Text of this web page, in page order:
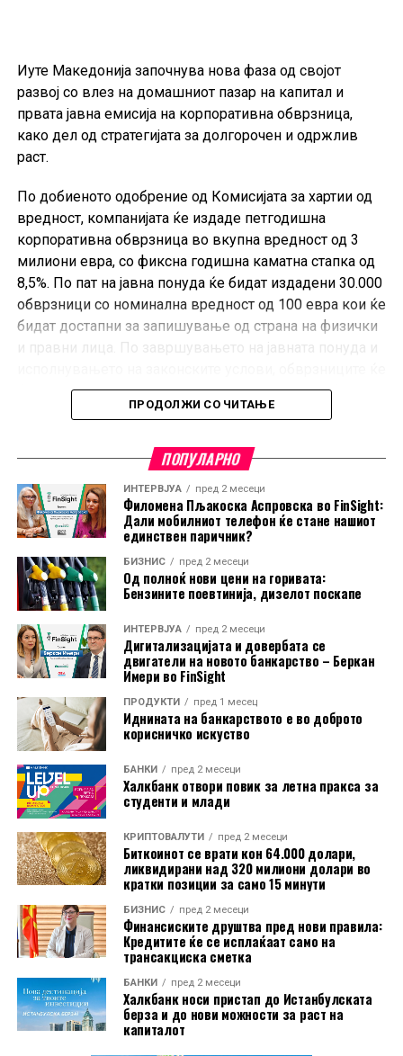
Индексот на производствените цени ги следи
промените на продажните цени на производите на
домашниот пазар при излезот од производството. Тој
не ги опфаќа увозните производи и не претставува
индекс на потрошувачките цени што директно ги
Иуте Македонија започнува нова фаза од својот
развој со влез на домашниот пазар на капитал и
првата јавна емисија на корпоративна обврзница,
како дел од стратегијата за долгорочен и одржлив
раст.
По добиеното одобрение од Комисијата за хартии од
вредност, компанијата ќе издаде петгодишна
корпоративна обврзница во вкупна вредност од 3
милиони евра, со фиксна годишна каматна стапка од
8,5%. По пат на јавна понуда ќе бидат издадени 30.000
обврзници со номинална вредност од 100 евра кои ќе
бидат достапни за запишување од страна на физички
и правни лица. По завршувањето на јавната понуда и
бидат достапни за тргување на Македонската берза, а
инвеститорите ќе имаат можност да побараат реоткуп
согласно условите наПроспектот.
Во изминатите години, Иуте Македонија бележи
континуиран раст на кредитното портфолио и
деловните активности, што природно ја наметнува
потребата од понатамошна диверзификација на
изворите на финансирање. Досега, компанијата
најголемиот дел од средствата ги обезбедуваше
преку поддршката од матичната компанија Иуте
Естонија, сопствените приходи од кредитната
активност и други локални извори на средства,
„Влегувањето на пазарот на капитал e важна
пресвртница во развојот на Иуте Македонија, чекор
кој има за цел да обезбеди поголема
диверзификација на изворите на финансирање и
оптимизација на трошоците за финансирање на
ПРОДОЛЖИ СО ЧИТАЊЕ
ПОПУЛАРНО
ИНТЕРВЈУА пред 2 месеци
Филомена Пљакоска Аспровска во FinSight:
Дали мобилниот телефон ќе стане нашиот
единствен паричник?
БИЗНИС пред 2 месеци
Од полноќ нови цени на горивата:
Бензините поевтинија, дизелот поскапе
ИНТЕРВЈУА пред 2 месеци
Дигитализацијата и довербата се
двигатели на новото банкарство – Беркан
Имери во FinSight
ПРОДУКТИ пред 1 месец
Иднината на банкарството е во доброто
корисничко искуство
БАНКИ пред 2 месеци
Халкбанк отвори повик за летна пракса за
студенти и млади
КРИПТОВАЛУТИ пред 2 месеци
Биткоинот се врати кон 64.000 долари,
ликвидирани над 320 милиони долари во
кратки позиции за само 15 минути
БИЗНИС пред 2 месеци
Финансиските друштва пред нови правила:
Кредитите ќе се исплаќаат само на
трансакциска сметка
БАНКИ пред 2 месеци
Халкбанк носи пристап до Истанбулската
берза и до нови можности за раст на
капиталот